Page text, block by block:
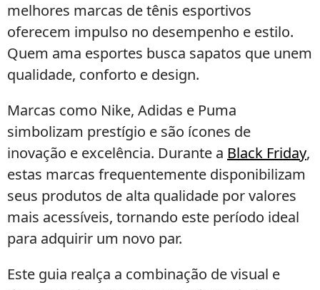
melhores marcas de tênis esportivos
oferecem impulso no desempenho e estilo.
Quem ama esportes busca sapatos que unem
qualidade, conforto e design.
Marcas como Nike, Adidas e Puma
simbolizam prestígio e são ícones de
inovação e excelência. Durante a Black Friday,
estas marcas frequentemente disponibilizam
seus produtos de alta qualidade por valores
mais acessíveis, tornando este período ideal
para adquirir um novo par.
Este guia realça a combinação de visual e